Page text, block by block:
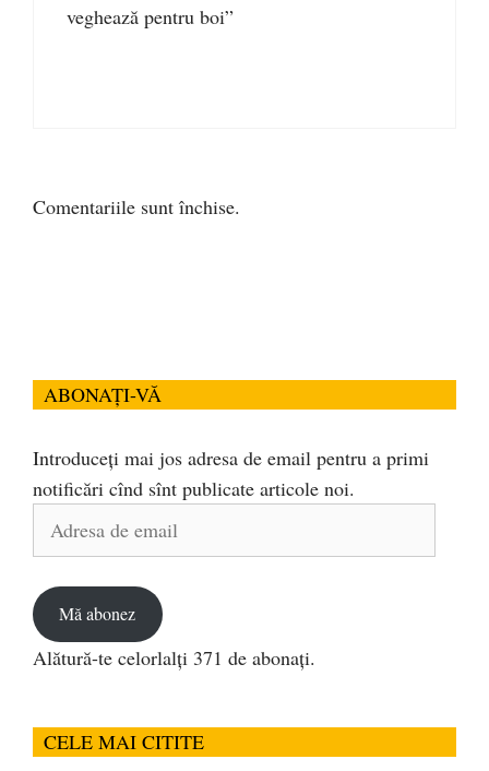
veghează pentru boi”
Comentariile sunt închise.
ABONAȚI-VĂ
Introduceți mai jos adresa de email pentru a primi
notificări cînd sînt publicate articole noi.
Mă abonez
Alătură-te celorlalți 371 de abonați.
CELE MAI CITITE